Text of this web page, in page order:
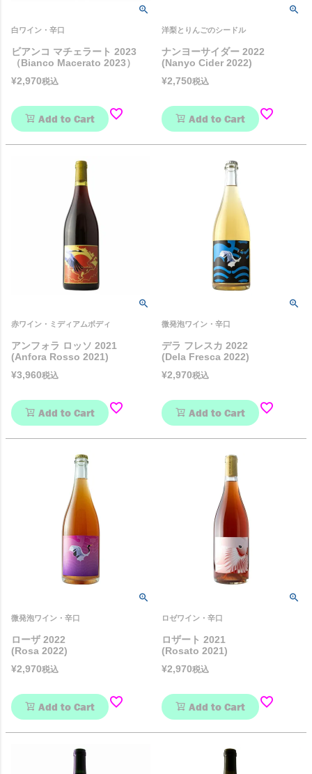
白ワイン・辛口
ビアンコ マチェラート 2023
（Bianco Macerato 2023）
¥2,970税込
Add to Cart
洋梨とりんごのシードル
ナンヨーサイダー 2022
(Nanyo Cider 2022)
¥2,750税込
Add to Cart
赤ワイン・ミディアムボディ
アンフォラ ロッソ 2021
(Anfora Rosso 2021)
¥3,960税込
Add to Cart
微発泡ワイン・辛口
デラ フレスカ 2022
(Dela Fresca 2022)
¥2,970税込
Add to Cart
微発泡ワイン・辛口
ローザ 2022
(Rosa 2022)
¥2,970税込
Add to Cart
ロゼワイン・辛口
ロザート 2021
(Rosato 2021)
¥2,970税込
Add to Cart